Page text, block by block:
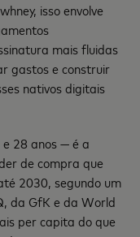
isso envolve
mais fluidas
gastos e construir
nativos digitais
28 anos — é a
de compra que
2030, segundo um
da GfK e da World
per capita do que